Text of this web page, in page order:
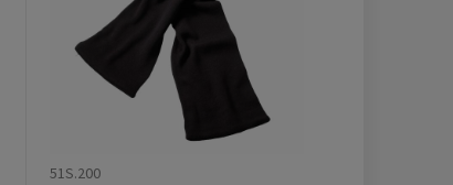
51S.200